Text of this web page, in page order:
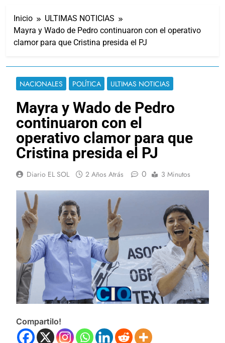
Inicio
ULTIMAS NOTICIAS
Mayra y Wado de Pedro continuaron con el operativo
clamor para que Cristina presida el PJ
NACIONALES POLÍTICA ULTIMAS NOTICIAS
Mayra y Wado de Pedro
continuaron con el
operativo clamor para que
Cristina presida el PJ
Diario EL SOL 2 Años Atrás 0 3 Minutos
Compartilo!